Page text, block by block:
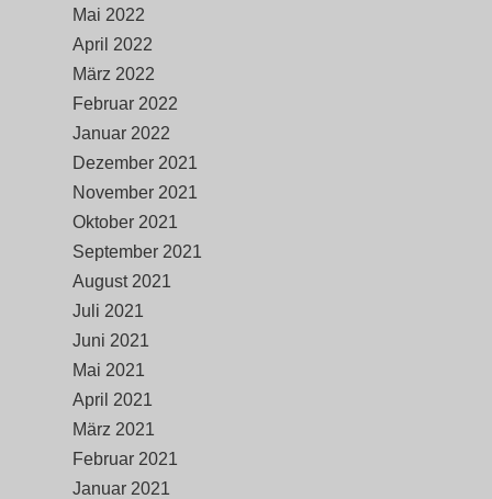
Mai 2022
April 2022
März 2022
Februar 2022
Januar 2022
Dezember 2021
November 2021
Oktober 2021
September 2021
August 2021
Juli 2021
Juni 2021
Mai 2021
April 2021
März 2021
Februar 2021
Januar 2021